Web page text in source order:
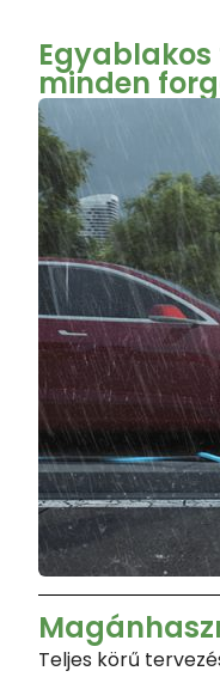
minden
Teljes körű